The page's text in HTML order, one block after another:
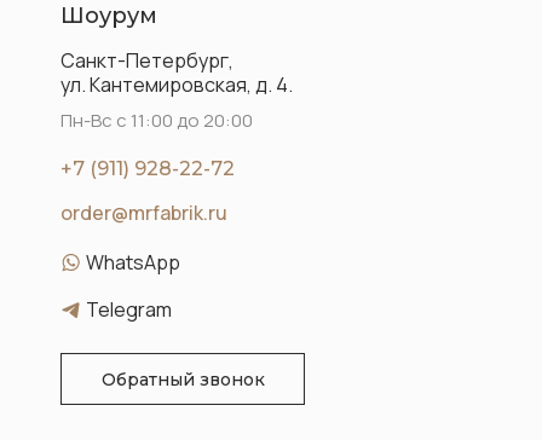
order@mrfabrik.ru
Санкт-Петербург,
ул. Кантемировская, д. 4.
Шоурум
+7 (911) 928-22-72
Пн-Вс с 11:00 до 20:00
WhatsApp
Telegram
Обратный звонок